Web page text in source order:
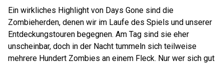
Ein wirkliches Highlight von Days Gone sind die
Zombieherden, denen wir im Laufe des Spiels und unserer
Entdeckungstouren begegnen. Am Tag sind sie eher
unscheinbar, doch in der Nacht tummeln sich teilweise
mehrere Hundert Zombies an einem Fleck. Nur wer sich gut